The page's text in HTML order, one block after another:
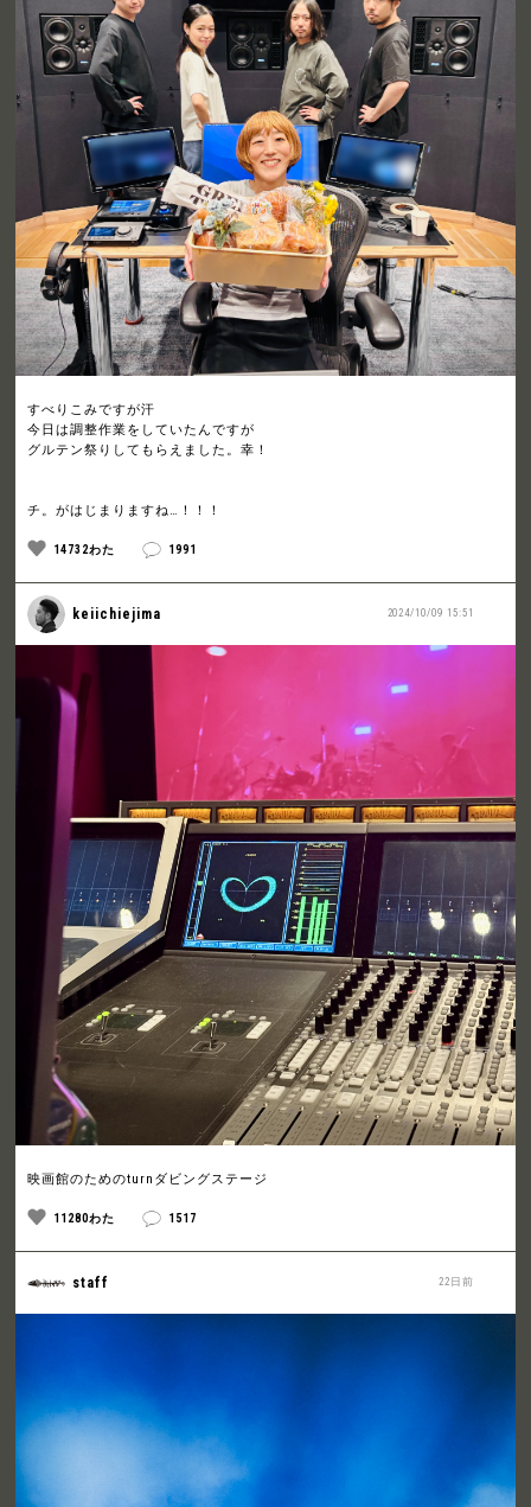
すべりこみですが汗
今日は調整作業をしていたんですが
グルテン祭りしてもらえました。幸！
チ。がはじまりますね…！！！
14732わた 1991
2024/10/09 15:51
keiichiejima
映画館のためのturnダビングステージ
11280わた 1517
22日前
staff